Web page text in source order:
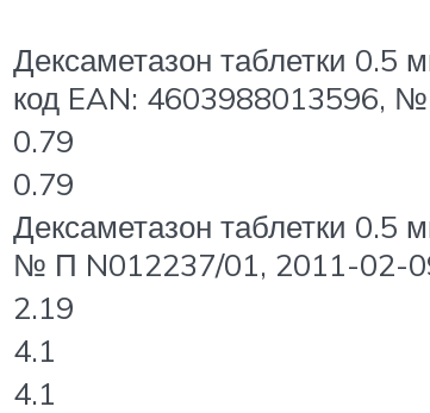
Дексаметазон таблетки 0.5
код EAN: 4603988013596,
0.79
0.79
Дексаметазон таблетки 0.5
№ П N012237/01, 2011-02-
2.19
4.1
4.1